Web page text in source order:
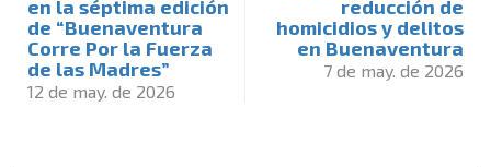
en la séptima edición
de “Buenaventura
Corre Por la Fuerza
de las Madres”
12 de may. de 2026
reducción de
homicidios y delitos
en Buenaventura
7 de may. de 2026